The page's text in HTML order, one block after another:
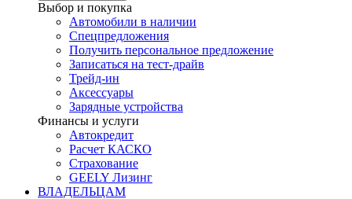
Выбор и покупка
Автомобили в наличии
Спецпредложения
Получить персональное предложение
Записаться на тест-драйв
Трейд-ин
Аксессуары
Зарядные устройства
Финансы и услуги
Автокредит
Расчет КАСКО
Страхование
GEELY Лизинг
ВЛАДЕЛЬЦАМ